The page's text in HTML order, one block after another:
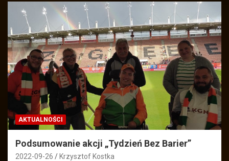
AKTUALNOŚCI
Podsumowanie akcji „Tydzień Bez Barier”
2022-09-26 Krzysztof Kostka